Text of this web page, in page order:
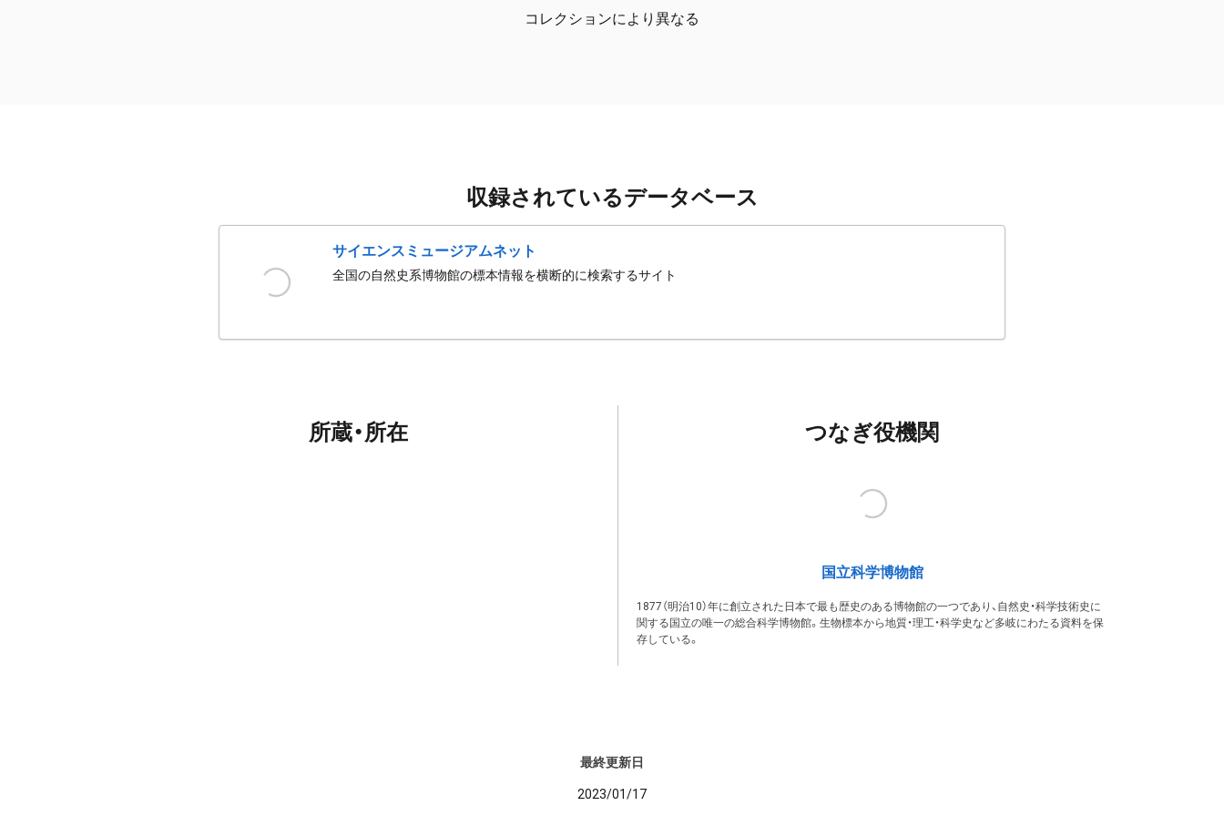
コレクションにより異なる
収録されているデータベース
サイエンスミュージアムネット
全国の自然史系博物館の標本情報を横断的に検索するサイト
所蔵・所在 つなぎ役機関
国立科学博物館
1877（明治10）年に創立された日本で最も歴史のある博物館の一つであり、自然史・科学技術史に
関する国立の唯一の総合科学博物館。生物標本から地質・理工・科学史など多岐にわたる資料を保
存している。
最終更新日
2023/01/17